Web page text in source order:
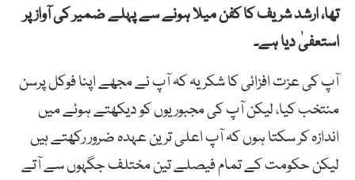
تھا، ارشد شریف کا کفن میلا ہونے سے پہلے ضمیر کی آواز پر
استعفیٰ دیا ہے۔
آپ کی عزت افزائی کا شکریہ کہ آپ نے مجھے اپنا فوکل پرسن
منتخب کیا، لیکن آپ کی مجبوریوں کو دیکھتے ہوئے میں
اندازہ کر سکتا ہوں کہ آپ اعلی ترین عہدہ ضرور رکھتے ہیں
لیکن حکومت کے تمام فیصلے تین مختلف جگہوں سے آتے